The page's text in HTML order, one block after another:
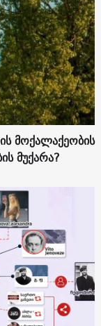
მოქალაქეობის
მუქარა?